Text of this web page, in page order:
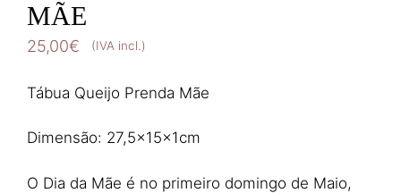
MÃE
25,00€ (IVA incl.)
Tábua Queijo Prenda Mãe
Dimensão: 27,5x15x1cm
O Dia da Mãe é no primeiro domingo de Maio,